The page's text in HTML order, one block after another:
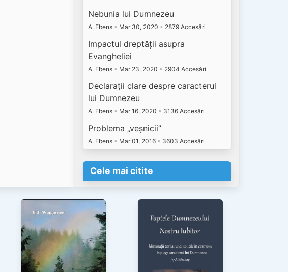
Nebunia lui Dumnezeu
A. Ebens • Mar 30, 2020 • 2879 Accesări
Impactul dreptății asupra
Evangheliei
A. Ebens • Mar 23, 2020 • 2904 Accesări
Declarații clare despre caracterul
lui Dumnezeu
A. Ebens • Mar 16, 2020 • 3136 Accesări
Problema „veșnicii”
A. Ebens • Mar 01, 2016 • 3603 Accesări
Cele mai citite